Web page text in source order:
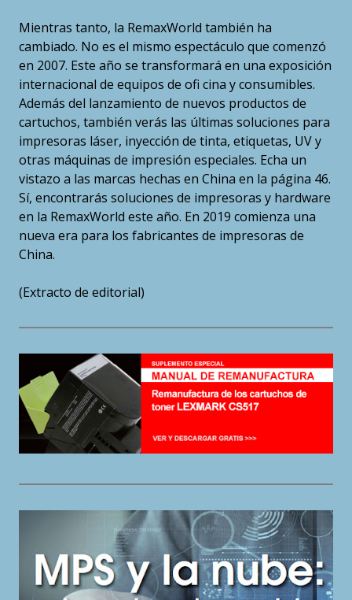
Mientras tanto, la RemaxWorld también ha
cambiado. No es el mismo espectáculo que comenzó
en 2007. Este año se transformará en una exposición
internacional de equipos de ofi cina y consumibles.
Además del lanzamiento de nuevos productos de
cartuchos, también verás las últimas soluciones para
impresoras láser, inyección de tinta, etiquetas, UV y
otras máquinas de impresión especiales. Echa un
vistazo a las marcas hechas en China en la página 46.
Sí, encontrarás soluciones de impresoras y hardware
en la RemaxWorld este año. En 2019 comienza una
nueva era para los fabricantes de impresoras de
China.
(Extracto de editorial)